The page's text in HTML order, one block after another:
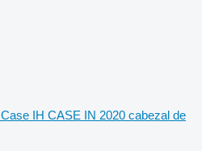
Case IH CASE IN 2020 cabezal de